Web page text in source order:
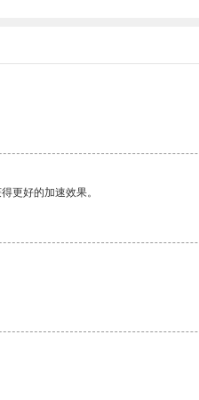
更好的加速效果。